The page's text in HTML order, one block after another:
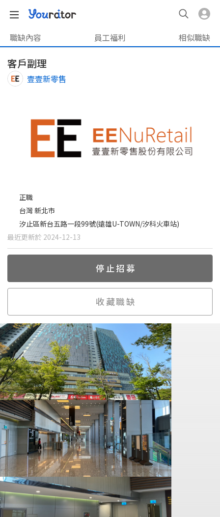
職缺內容 員工福利 相似職缺
客戶副理
壹壹新零售
正職
台灣 新北市
汐止區新台五路一段99號(遠雄U-TOWN/汐科火車站)
最近更新於 2024-12-13
停止招募
收藏職缺